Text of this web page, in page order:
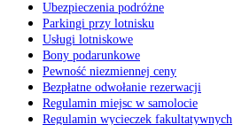
Ubezpieczenia podróżne
Parkingi przy lotnisku
Usługi lotniskowe
Bony podarunkowe
Pewność niezmiennej ceny
Bezpłatne odwołanie rezerwacji
Regulamin miejsc w samolocie
Regulamin wycieczek fakultatywnych